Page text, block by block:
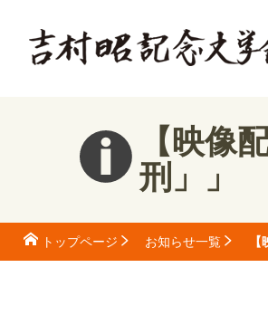
【映像
刑」」
トップページ お知らせ一覧